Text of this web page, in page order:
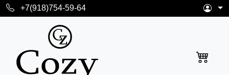
+7(918)754-59-64